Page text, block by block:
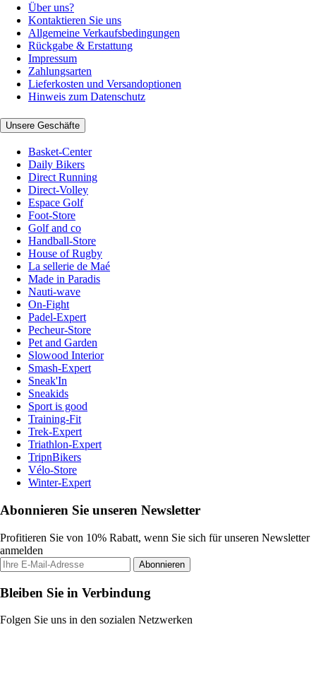
Über uns?
Kontaktieren Sie uns
Allgemeine Verkaufsbedingungen
Rückgabe & Erstattung
Impressum
Zahlungsarten
Lieferkosten und Versandoptionen
Hinweis zum Datenschutz
Unsere Geschäfte
Basket-Center
Daily Bikers
Direct Running
Direct-Volley
Espace Golf
Foot-Store
Golf and co
Handball-Store
House of Rugby
La sellerie de Maé
Made in Paradis
Nauti-wave
On-Fight
Padel-Expert
Pecheur-Store
Pet and Garden
Slowood Interior
Smash-Expert
Sneak'In
Sneakids
Sport is good
Training-Fit
Trek-Expert
Triathlon-Expert
TripnBikers
Vélo-Store
Winter-Expert
Abonnieren Sie unseren Newsletter
Profitieren Sie von 10% Rabatt, wenn Sie sich für unseren Newsletter
anmelden
Abonnieren
Bleiben Sie in Verbindung
Folgen Sie uns in den sozialen Netzwerken